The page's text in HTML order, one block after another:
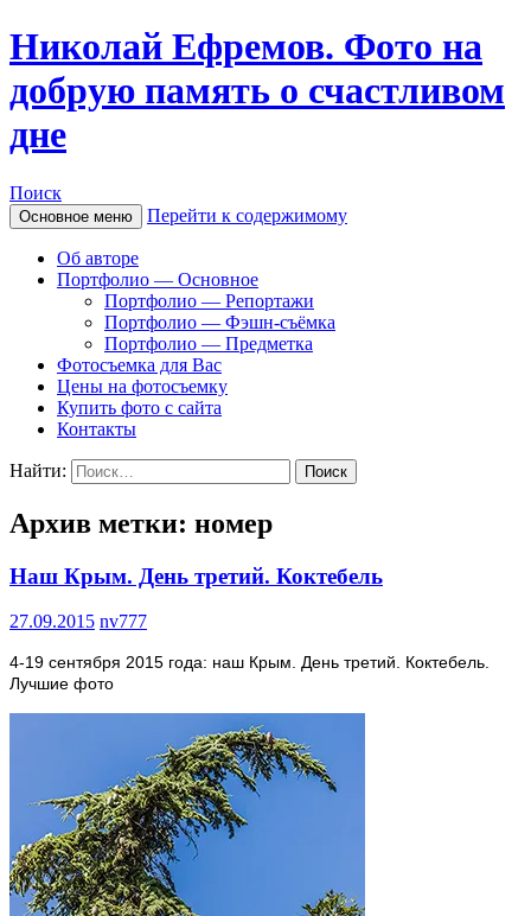
Николай Ефремов. Фото на
добрую память о счастливом
дне
Поиск
Основное меню Перейти к содержимому
Об авторе
Портфолио — Основное
Портфолио — Репортажи
Портфолио — Фэшн-съёмка
Портфолио — Предметка
Фотосъемка для Вас
Цены на фотосъемку
Купить фото с сайта
Контакты
Найти:
Архив метки: номер
Наш Крым. День третий. Коктебель
27.09.2015 nv777
4-19 сентября 2015 года: наш Крым. День третий. Коктебель.
Лучшие фото